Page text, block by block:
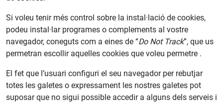
Si voleu tenir més control sobre la instal·lació de cookies,
podeu instal·lar programes o complements al vostre
navegador, coneguts com a eines de “Do Not Track”, que us
permetran escollir aquelles cookies que voleu permetre .
El fet que l’usuari configuri el seu navegador per rebutjar
totes les galetes o expressament les nostres galetes pot
suposar que no sigui possible accedir a alguns dels serveis i